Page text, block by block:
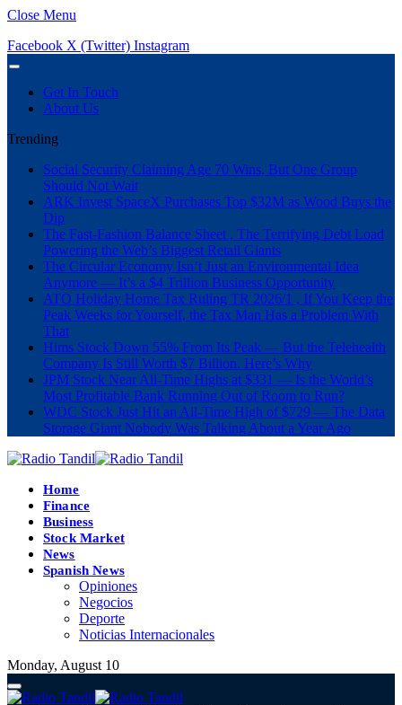
Close Menu
Facebook X (Twitter) Instagram
Get In Touch
About Us
Trending
Social Security Claiming Age 70 Wins, But One Group
Should Not Wait
ARK Invest SpaceX Purchases Top $32M as Wood Buys the
Dip
The Fast-Fashion Balance Sheet , The Terrifying Debt Load
Powering the Web’s Biggest Retail Giants
The Circular Economy Isn’t Just an Environmental Idea
Anymore — It’s a $4 Trillion Business Opportunity
ATO Holiday Home Tax Ruling TR 2026/1 , If You Keep the
Peak Weeks for Yourself, the Tax Man Has a Problem With
That
Hims Stock Down 55% From Its Peak — But the Telehealth
Company Is Still Worth $7 Billion. Here’s Why
JPM Stock Near All-Time Highs at $331 — Is the World’s
Most Profitable Bank Running Out of Room to Run?
WDC Stock Just Hit an All-Time High of $729 — The Data
Storage Giant Nobody Was Talking About a Year Ago
Home
Finance
Business
Stock Market
News
Spanish News
Opiniones
Negocios
Deporte
Noticias Internacionales
Monday, August 10